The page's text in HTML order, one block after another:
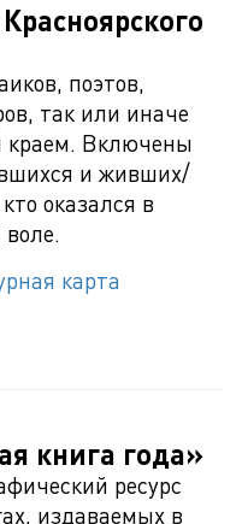
поэтов,
так или иначе
краем. Включены
и живших/
оказался в
карта
книга года»
ресурс
издаваемых в